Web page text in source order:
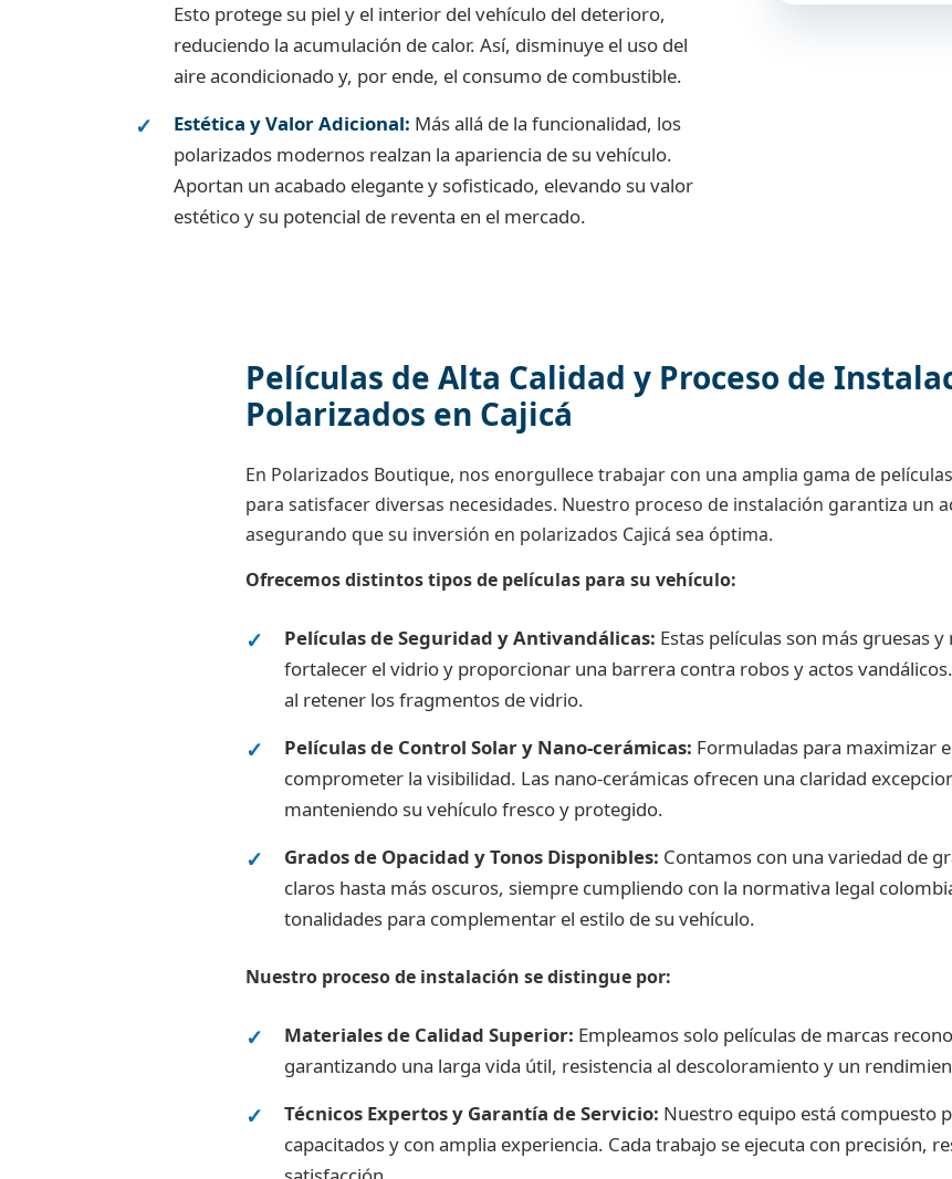
Esto protege su piel y el interior del vehículo del deterioro,
reduciendo la acumulación de calor. Así, disminuye el uso del
aire acondicionado y, por ende, el consumo de combustible.
Estética y Valor Adicional: Más allá de la funcionalidad, los
polarizados modernos realzan la apariencia de su vehículo.
Aportan un acabado elegante y sofisticado, elevando su valor
estético y su potencial de reventa en el mercado.
Películas de Alta Calidad y Proceso de
Polarizados en Cajicá
En Polarizados Boutique, nos enorgullece trabajar con una amplia gama de
para satisfacer diversas necesidades. Nuestro proceso de instalación garantiza un
asegurando que su inversión en polarizados Cajicá sea óptima.
Ofrecemos distintos tipos de películas para su vehículo:
Películas de Seguridad y Antivandálicas: Estas películas son más gruesas
fortalecer el vidrio y proporcionar una barrera contra robos y actos
al retener los fragmentos de vidrio.
Películas de Control Solar y Nano-cerámicas: Formuladas para maximizar
comprometer la visibilidad. Las nano-cerámicas ofrecen una claridad
manteniendo su vehículo fresco y protegido.
Grados de Opacidad y Tonos Disponibles: Contamos con una variedad de
claros hasta más oscuros, siempre cumpliendo con la normativa legal
tonalidades para complementar el estilo de su vehículo.
Nuestro proceso de instalación se distingue por:
Materiales de Calidad Superior: Empleamos solo películas de marcas
garantizando una larga vida útil, resistencia al descoloramiento y un
Técnicos Expertos y Garantía de Servicio: Nuestro equipo está compuesto
capacitados y con amplia experiencia. Cada trabajo se ejecuta con precisión,